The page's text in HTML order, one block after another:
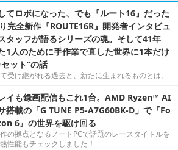
てロボになった、でも『ルート16』だった
完全新作『ROUTE16R』開発者インタビュ
タッフが語るシリーズの魂。そして41年
1人のために手作業で直した世界に1本だけ
ット”の話
受け継がれる過去と、新たに生まれるものとは。
イも録画配信もこれ1台。AMD Ryzen™ AI
搭載の「G TUNE P5-A7G60BK-D」で『Fo
6』の世界を駆け回る
の拠点となるノートPCで話題のレースタイトルを
性能もチェックしました！